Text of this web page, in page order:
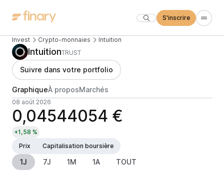
S'inscrire
Invest Crypto-monnaies Intuition
IntuitionTRUST
Suivre dans votre portfolio
GraphiqueÀ proposMarchés
08 août 2026
0,04544054 €
+1,58 %
Prix
Capitalisation boursière
1J 7J 1M 1A TOUT